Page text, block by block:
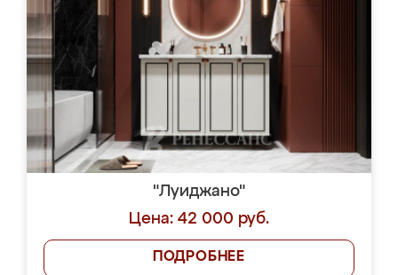
"Луиджано"
Цена: 42 000 руб.
ПОДРОБНЕЕ